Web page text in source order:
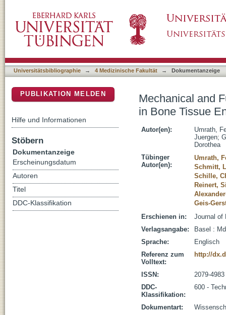
Universitätsbibliographie → 4 Medizinische Fakultät → Dokumentanzeige
Mechanical and
in Bone Tissue
Autor(en):
Umrath,
Juergen;
Dorothea
Tübinger
Autor(en):
Umrath,
Schmitt,
Schille,
Reinert,
Geis-
Erschienen in:
Journal of
Verlagsangabe:
Basel :
Sprache:
Englisch
Referenz zum
Volltext:
http://
ISSN:
2079-4983
DDC-
Klassifikation:
600 -
Dokumentart:
PUBLIKATION MELDEN
Hilfe und Informationen
Stöbern
Dokumentanzeige
Erscheinungsdatum
Autoren
Titel
DDC-Klassifikation